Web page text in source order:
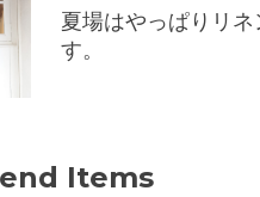
夏場はやっぱりリネ
す。
Items